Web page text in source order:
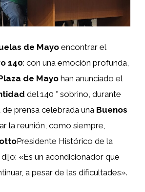
de Mayo encontrar el
140: con una emoción profunda,
de Mayo han anunciado el
del 140 ° sobrino, durante
prensa celebrada una Buenos
la reunión, como siempre,
Presidente Histórico de la
«Es un acondicionador que
a pesar de las dificultades».